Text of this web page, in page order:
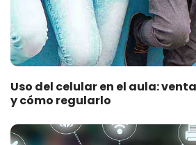
Uso del celular en el aula:
y cómo regularlo